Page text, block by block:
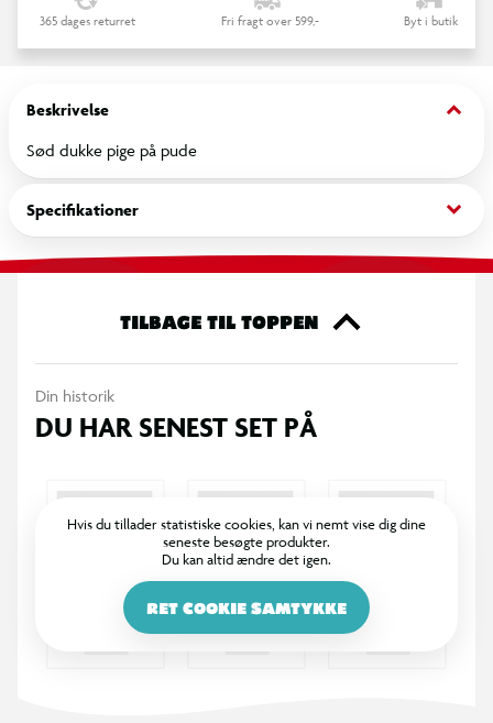
365 dages returret Fri fragt over 599,- Byt i butik
Beskrivelse keyboard_arrow_down
Sød dukke pige på pude
Specifikationer keyboard_arrow_down
TILBAGE TIL TOPPEN
Din historik
DU HAR SENEST SET PÅ
Hvis du tillader statistiske cookies, kan vi nemt vise dig dine
seneste besøgte produkter.
Du kan altid ændre det igen.
RET COOKIE SAMTYKKE